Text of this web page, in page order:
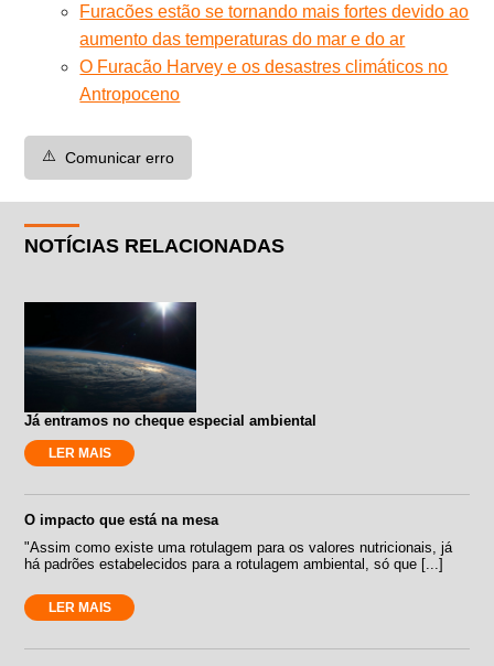
Furacões estão se tornando mais fortes devido ao
aumento das temperaturas do mar e do ar
O Furacão Harvey e os desastres climáticos no
Antropoceno
⚠️ Comunicar erro
NOTÍCIAS RELACIONADAS
Já entramos no cheque especial ambiental
LER MAIS
O impacto que está na mesa
"Assim como existe uma rotulagem para os valores nutricionais, já
há padrões estabelecidos para a rotulagem ambiental, só que [...]
LER MAIS